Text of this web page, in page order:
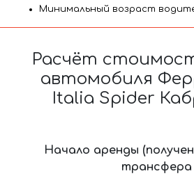
Минимальный возраст
Расчёт
автомобиля
Italia Spider
Начало аренды
трансфера